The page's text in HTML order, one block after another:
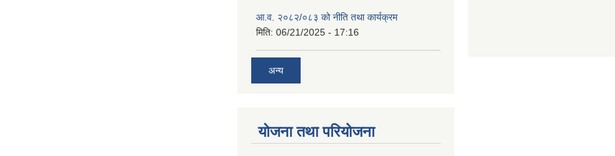
आ.व. २०८२/०८३ को नीति तथा कार्यक्रम
मिति: 06/21/2025 - 17:16
अन्य
योजना तथा परियोजना